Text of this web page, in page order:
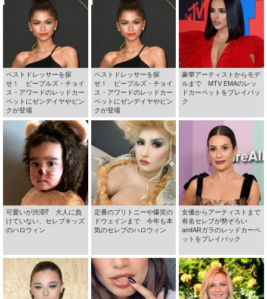
ベストドレッサーを探
せ！ ピープルズ・チョイ
ス・アワードのレッドカー
ペットにゼンデイヤやピン
クが登場
ベストドレッサーを探
せ！ ピープルズ・チョイ
ス・アワードのレッドカー
ペットにゼンデイヤやピン
クが登場
豪華アーティストからモデ
ルまで MTV EMAのレッ
ドカーペットをプレイバッ
ク
可愛いが渋滞⁉ 大人に負
けていない、セレブキッズ
のハロウィン
定番のブリトニーや爆笑の
ドウェインまで 今年も本
気のセレブのハロウィン
女優からアーティストまで
有名セレブが勢ぞろい
amfARガラのレッドカーペ
ットをプレイバック